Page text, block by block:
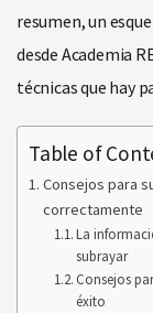
resumen, un
desde Academia
técnicas que hay
Table of
Consejos para
correctamente
La
subrayar
Consejos
éxito